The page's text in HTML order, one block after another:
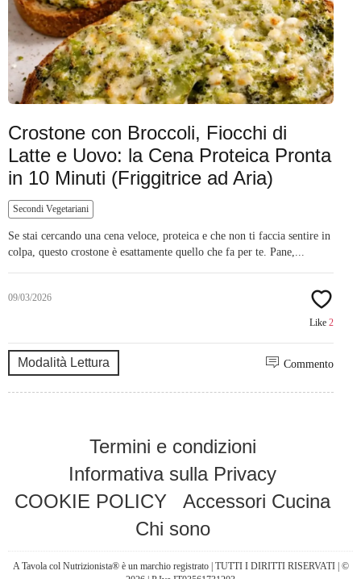
Crostone con Broccoli, Fiocchi di
Latte e Uovo: la Cena Proteica Pronta
in 10 Minuti (Friggitrice ad Aria)
Secondi Vegetariani
Se stai cercando una cena veloce, proteica e che non ti faccia sentire in
colpa, questo crostone è esattamente quello che fa per te. Pane,...
09/03/2026
Like 2
Modalità Lettura Commento
Termini e condizioni
Informativa sulla Privacy
COOKIE POLICY
Accessori Cucina
Chi sono
A Tavola col Nutrizionista® è un marchio registrato | TUTTI I DIRITTI RISERVATI | ©